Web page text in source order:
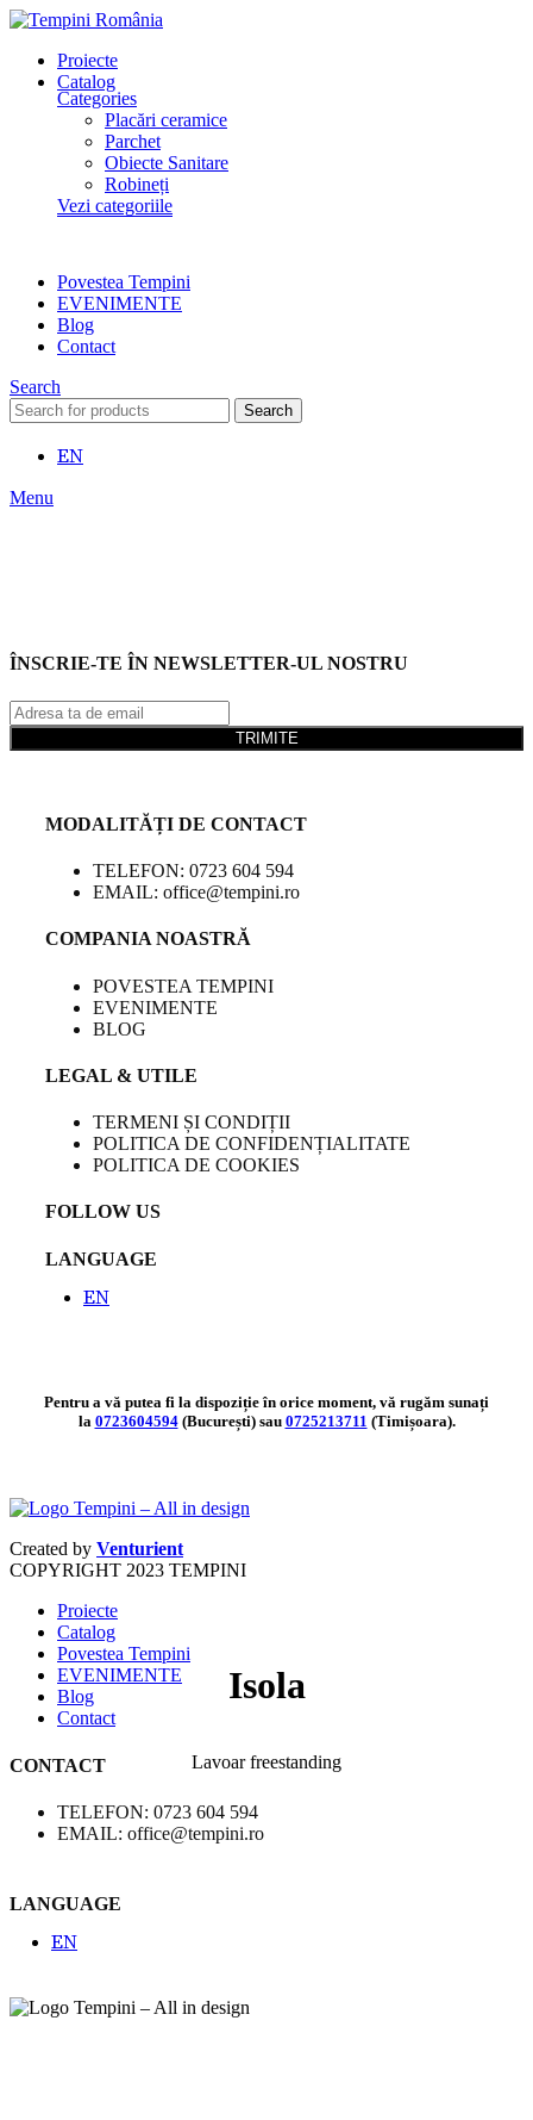
Proiecte
Catalog
Categories
Placări ceramice
Parchet
Obiecte Sanitare
Robineți
Vezi categoriile
Povestea Tempini
EVENIMENTE
Blog
Contact
Search
Search
EN
Menu
Isola
Lavoar freestanding
ÎNSCRIE-TE ÎN NEWSLETTER-UL NOSTRU
TRIMITE
MODALITĂȚI DE CONTACT
TELEFON: 0723 604 594
EMAIL: office@tempini.ro
COMPANIA NOASTRĂ
POVESTEA TEMPINI
EVENIMENTE
BLOG
LEGAL & UTILE
TERMENI ȘI CONDIȚII
POLITICA DE CONFIDENȚIALITATE
POLITICA DE COOKIES
FOLLOW US
LANGUAGE
EN
Pentru a vă putea fi la dispoziție în orice moment, vă rugăm sunați
la 0723604594(București) sau 0725213711 (Timișoara).
Created by Venturient
COPYRIGHT 2023 TEMPINI
Proiecte
Catalog
Povestea Tempini
EVENIMENTE
Blog
Contact
CONTACT
TELEFON: 0723 604 594
EMAIL: office@tempini.ro
LANGUAGE
EN